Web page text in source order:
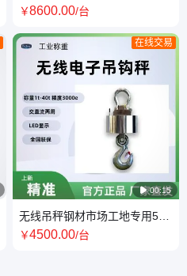
LP7622SS易清洗载重1t-2t 规
￥8600.00/台
 00:15
在线交易
无线吊秤钢材市场工地专用5吨
10吨20吨 送货上门
￥4500.00/台